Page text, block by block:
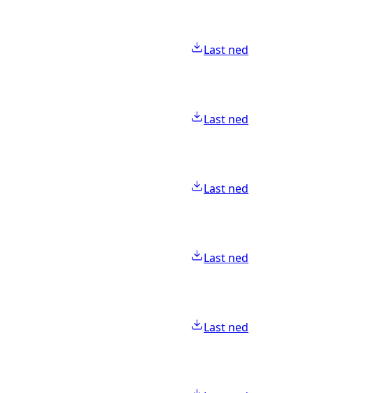
Last ned
Last ned
Last ned
Last ned
Last ned